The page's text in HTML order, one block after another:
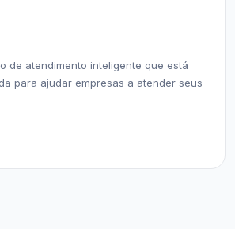
de atendimento inteligente que está
para ajudar empresas a atender seus